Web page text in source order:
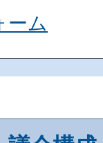
ーム